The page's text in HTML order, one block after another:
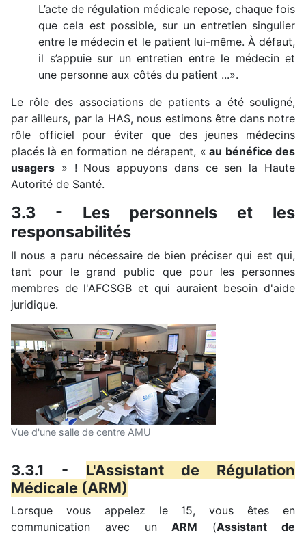
L’acte de régulation médicale repose, chaque fois
que cela est possible, sur un entretien singulier
entre le médecin et le patient lui-même. À défaut,
il s’appuie sur un entretien entre le médecin et
une personne aux côtés du patient ...».
Le rôle des associations de patients a été souligné,
par ailleurs, par la HAS, nous estimons être dans notre
rôle officiel pour éviter que des jeunes médecins
placés là en formation ne dérapent, « au bénéfice des
usagers » ! Nous appuyons dans ce sen la Haute
Autorité de Santé.
3.3 - Les personnels et les
responsabilités
Il nous a paru nécessaire de bien préciser qui est qui,
tant pour le grand public que pour les personnes
membres de l'AFCSGB et qui auraient besoin d'aide
juridique.
Vue d'une salle de centre AMU
3.3.1 - L'Assistant de Régulation
Médicale (ARM)
Lorsque vous appelez le 15, vous êtes en
communication avec un ARM (Assistant de